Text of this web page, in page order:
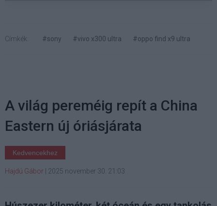
Címkék: #sony #vivo x300 ultra #oppo find x9 ultra
A világ pereméig repít a China
Eastern új óriásjárata
Kedvencekhez
Hajdú Gábor 2025 november 30. 21:03